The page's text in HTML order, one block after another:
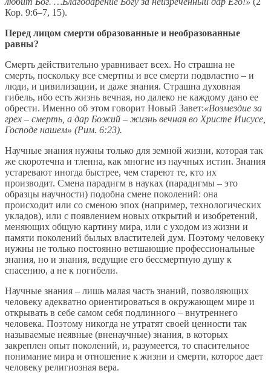
Кор. 9:6–7, 15).
Перед лицом смерти образованные и необразованные
равны?
Смерть действительно уравнивает всех. Но страшна не
смерть, поскольку все смертны и все смерти подвластно – и
люди, и цивилизации, и даже знания. Страшна духовная
гибель, ибо есть жизнь вечная, но далеко не каждому дано ее
обрести. Именно об этом говорит Новый Завет:«Возмездие за
грех – смерть, а дар Божий – жизнь вечная во Христе Иисусе,
Господе нашем» (Рим. 6:23).
Научные знания нужны только для земной жизни, которая так
же скоротечна и тленна, как многие из научных истин. Знания
устаревают иногда быстрее, чем стареют те, кто их
производит. Смена парадигм в науках (парадигмы – это
образцы научности) подобна смене поколений: она
происходит или со сменою эпох (например, технологических
укладов), или с появлением новых открытий и изобретений,
меняющих общую картину мира, или с уходом из жизни и
памяти поколений былых властителей дум. Поэтому человеку
нужны не только постоянно ветшающие профессиональные
знания, но и знания, ведущие его бессмертную душу к
спасению, а не к погибели.
Научные знания – лишь малая часть знаний, позволяющих
человеку адекватно ориентироваться в окружающем мире и
открывать в себе самом себя подлинного – внутреннего
человека. Поэтому никогда не утратят своей ценности так
называемые неявные (вненаучные) знания, в которых
закреплен опыт поколений, и, разумеется, то спасительное
понимание мира и отношение к жизни и смерти, которое дает
человеку религиозная вера.